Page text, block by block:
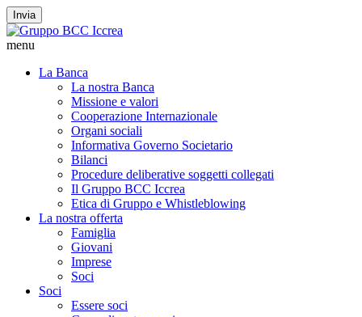
Invia
menu
La Banca
La nostra Banca
Missione e valori
Cooperazione Internazionale
Organi sociali
Informativa Governo Societario
Bilanci
Procedure deliberative soggetti collegati
Il Gruppo BCC Iccrea
Etica di Gruppo e Whistleblowing
La nostra offerta
Famiglia
Giovani
Imprese
Soci
Soci
Essere soci